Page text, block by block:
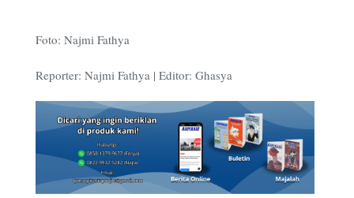
Foto: Najmi Fathya
Reporter: Najmi Fathya | Editor: Ghasya